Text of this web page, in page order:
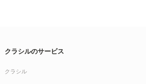
クラシルのサービス
クラシル